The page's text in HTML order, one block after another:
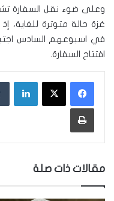
وعلى ضوء نقل السفارة
غزة حالة متوترة للغاية،
في اسبوعهم السادس
افتتاح السفارة.
لينكدإن
طباعة
مقالات ذات صلة